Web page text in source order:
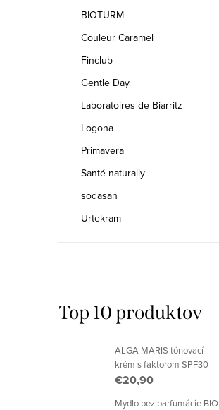
BIOTURM
Couleur Caramel
Finclub
Gentle Day
Laboratoires de Biarritz
Logona
Primavera
Santé naturally
sodasan
Urtekram
Top 10 produktov
ALGA MARIS tónovací
krém s faktorom SPF30
€20,90
Mydlo bez parfumácie BIO